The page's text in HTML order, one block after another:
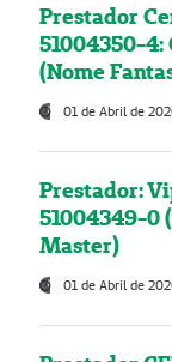
Prestador
51004350-
(Nome
01 de Abril de
Prestador:
51004349-0
Master)
01 de Abril de